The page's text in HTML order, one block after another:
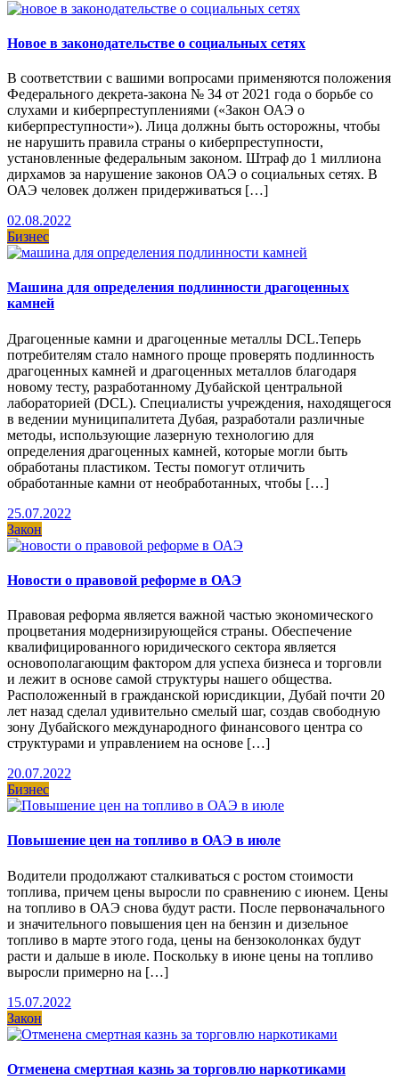
Новое в законодательстве о социальных сетях
В соответствии с вашими вопросами применяются положения
Федерального декрета-закона № 34 от 2021 года о борьбе со
слухами и киберпреступлениями («Закон ОАЭ о
киберпреступности»). Лица должны быть осторожны, чтобы
не нарушить правила страны о киберпреступности,
установленные федеральным законом. Штраф до 1 миллиона
дирхамов за нарушение законов ОАЭ о социальных сетях. В
ОАЭ человек должен придерживаться […]
02.08.2022
Бизнес
Машина для определения подлинности драгоценных
камней
Драгоценные камни и драгоценные металлы DCL.Теперь
потребителям стало намного проще проверять подлинность
драгоценных камней и драгоценных металлов благодаря
новому тесту, разработанному Дубайской центральной
лабораторией (DCL). Специалисты учреждения, находящегося
в ведении муниципалитета Дубая, разработали различные
методы, использующие лазерную технологию для
определения драгоценных камней, которые могли быть
обработаны пластиком. Тесты помогут отличить
обработанные камни от необработанных, чтобы […]
25.07.2022
Закон
Новости о правовой реформе в ОАЭ
Правовая реформа является важной частью экономического
процветания модернизирующейся страны. Обеспечение
квалифицированного юридического сектора является
основополагающим фактором для успеха бизнеса и торговли
и лежит в основе самой структуры нашего общества.
Расположенный в гражданской юрисдикции, Дубай почти 20
лет назад сделал удивительно смелый шаг, создав свободную
зону Дубайского международного финансового центра со
структурами и управлением на основе […]
20.07.2022
Бизнес
Повышение цен на топливо в ОАЭ в июле
Водители продолжают сталкиваться с ростом стоимости
топлива, причем цены выросли по сравнению с июнем. Цены
на топливо в ОАЭ снова будут расти. После первоначального
и значительного повышения цен на бензин и дизельное
топливо в марте этого года, цены на бензоколонках будут
расти и дальше в июле. Поскольку в июне цены на топливо
выросли примерно на […]
15.07.2022
Закон
Отменена смертная казнь за торговлю наркотиками